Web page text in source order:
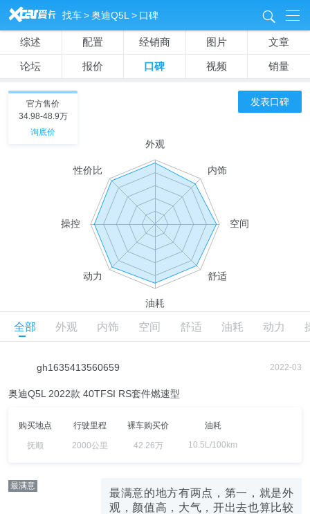
& 找车>奥迪Q5L > 口碑 8
综述 配置 经销商 图片 文章
论坛 报价 口碑 视频 销量
官方售价
34.98-48.9万
询底价
发表口碑
全部 外观 内饰 空间 舒适 油耗 动力
gh1635413560659 2022-03
奥迪Q5L 2022款 40TFSI RS套件燃速型
购买地点
抚顺
行驶里程
2000公里
裸车购买价
42.26万
油耗
10.5L/100km
最满意
最满意的地方有两点，第一，就是外
观，颜值高，大气，开出去也算比较